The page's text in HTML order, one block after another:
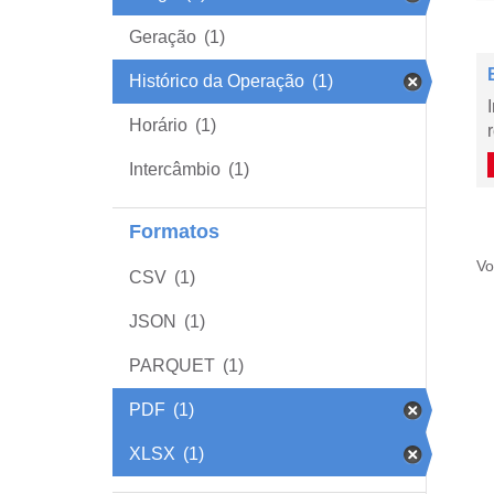
Geração (1)
Histórico da Operação (1)
Horário (1)
Intercâmbio (1)
Formatos
CSV (1)
JSON (1)
PARQUET (1)
PDF (1)
XLSX (1)